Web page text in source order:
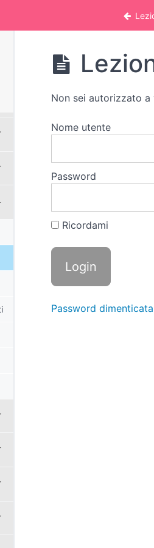
– album online:
Non sei autorizzato a
Nome utente
Password
Ricordami
Password dimenticata